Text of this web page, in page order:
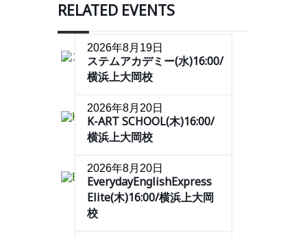
RELATED EVENTS
2026年8月19日
ステムアカデミー(水)16:00/
横浜上大岡校
2026年8月20日
K-ART SCHOOL(木)16:00/
横浜上大岡校
2026年8月20日
EverydayEnglishExpress
Elite(木)16:00/横浜上大岡
校